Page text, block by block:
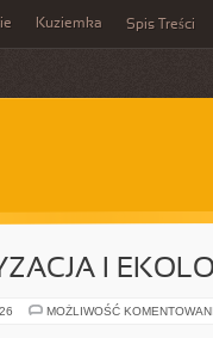
Kuziemka Spis Treści
I
MOŻLIWOŚĆ